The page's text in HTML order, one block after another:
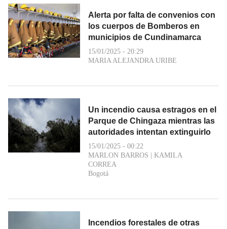
Alerta por falta de convenios con
los cuerpos de Bomberos en
municipios de Cundinamarca
15/01/2025 - 20:29
MARIA ALEJANDRA URIBE
Un incendio causa estragos en el
Parque de Chingaza mientras las
autoridades intentan extinguirlo
15/01/2025 - 00:22
MARLON BARROS
KAMILA
CORREA
Bogotá
Incendios forestales de otras